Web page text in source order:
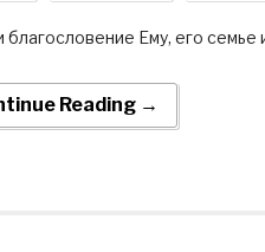
благословение Ему, его
Reading →